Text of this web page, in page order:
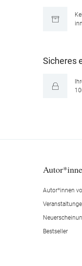
Sicheres
Autor*innen
Bestseller